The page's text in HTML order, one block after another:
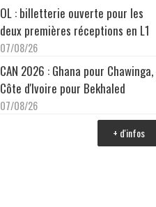
OL : billetterie ouverte pour les
deux premières réceptions en L1
07/08/26
CAN 2026 : Ghana pour Chawinga,
Côte d'Ivoire pour Bekhaled
07/08/26
+ d'infos